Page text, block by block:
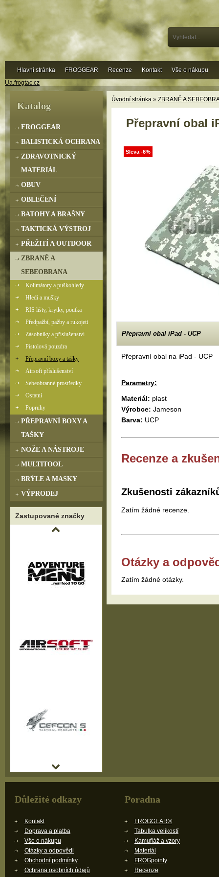
Ua.frogtac.cz
Úvodní stránka » ZBRANĚ A
Přepravní obal
Sleva -6%
Přepravní obal iPad - UCP
Přepravní obal na iPad - UCP
Parametry:
Materiál: plast
Výrobce: Jameson
Barva: UCP
Recenze a
Zkušenosti
Zatím žádné recenze.
Otázky a
Zatím žádné otázky.
Katalog
FROGGEAR
BALISTICKÁ OCHRANA
ZDRAVOTNICKÝ
MATERIÁL
OBUV
OBLEČENÍ
BATOHY A BRAŠNY
TAKTICKÁ VÝSTROJ
PŘEŽITÍ A OUTDOOR
ZBRANĚ A
SEBEOBRANA
Kolimátory a puškohledy
Hledí a mušky
RIS lišty, krytky, poutka
Předpažbí, pažby a rukojeti
Zásobníky a příslušenství
Pistolová pouzdra
Přepravní boxy a tašky
Airsoft příslušenství
Sebeobranné prostředky
Ostatní
Popruhy
PŘEPRAVNÍ BOXY A
TAŠKY
NOŽE A NÁSTROJE
MULTITOOL
BRÝLE A MASKY
VÝPRODEJ
Zastupované značky
Hlavní stránka FROGGEAR Recenze Kontakt Vše o nákupu
Důležité odkazy
Kontakt
Doprava a platba
Vše o nákupu
Otázky a odpovědi
Obchodní podmínky
Ochrana osobních údajů
Poradna
FROGGEAR®
Tabulka velikostí
Kamufláž a vzory
Materiál
FROGpointy
Recenze